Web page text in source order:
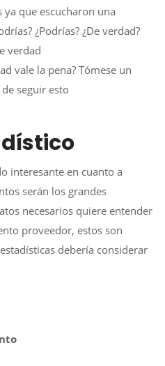
que escucharon una
¿Podrías? ¿De verdad?
verdad
vale la pena? Tómese un
seguir esto
interesante en cuanto a
serán los grandes
necesarios quiere entender
proveedor, estos son
debería considerar